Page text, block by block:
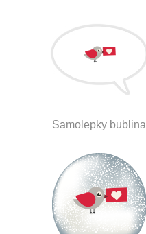
Samolepky bublina